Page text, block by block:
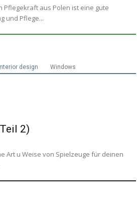
Pflegekraft aus Polen ist eine gute
und Pflege...
Interior design Windows
2)
Art u Weise von Spielzeuge für deinen